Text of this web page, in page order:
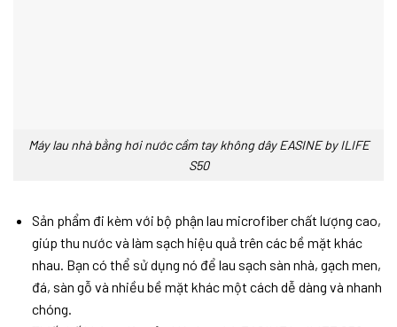
Máy lau nhà bằng hơi nước cầm tay không dây EASINE by ILIFE
S50
Sản phẩm đi kèm với bộ phận lau microfiber chất lượng cao,
giúp thu nước và làm sạch hiệu quả trên các bề mặt khác
nhau. Bạn có thể sử dụng nó để lau sạch sàn nhà, gạch men,
đá, sàn gỗ và nhiều bề mặt khác một cách dễ dàng và nhanh
chóng.